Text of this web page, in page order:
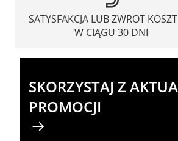
SATYSFAKCJA LUB ZWROT
W CIĄGU 30 DNI
SKORZYSTAJ Z
PROMOCJI